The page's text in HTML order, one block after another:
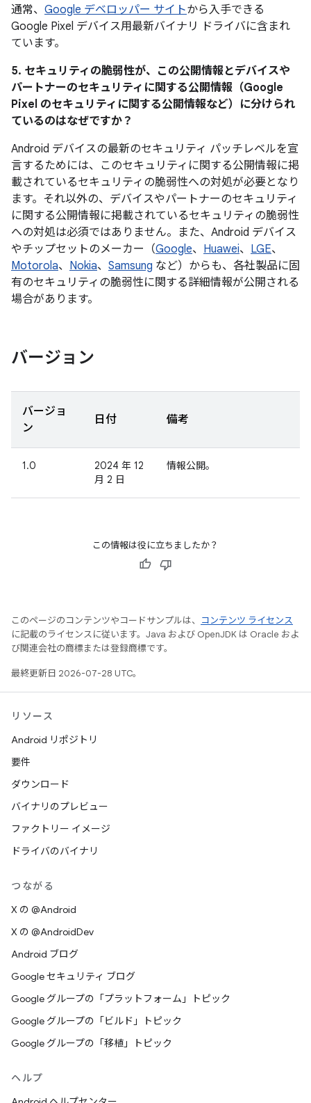
通常、 Google デベロッパー サイトから入手できる
Google Pixel デバイス用最新バイナリ ドライバに含まれ
ています。
5. セキュリティの脆弱性が、この公開情報とデバイスや
パートナーのセキュリティに関する公開情報（Google
Pixel のセキュリティに関する公開情報など）に分けられ
ているのはなぜですか？
Android デバイスの最新のセキュリティ パッチレベルを宣
言するためには、このセキュリティに関する公開情報に掲
載されているセキュリティの脆弱性への対処が必要となり
ます。それ以外の、デバイスやパートナーのセキュリティ
に関する公開情報に掲載されているセキュリティの脆弱性
への対処は必須ではありません。また、Android デバイス
やチップセットのメーカー（Google、 Huawei、 LGE、
Motorola、 Nokia、 Samsung など）からも、各社製品に固
有のセキュリティの脆弱性に関する詳細情報が公開される
場合があります。
バージョン
バージョ
ン
日付 備考
1.0
2024 年 12
月 2 日
情報公開。
この情報は役に立ちましたか？
このページのコンテンツやコードサンプルは、
コンテンツ ライセンス
に記載のライセンスに従います。Java および OpenJDK は Oracle およ
び関連会社の商標または登録商標です。
最終更新日 2026-07-28 UTC。
リソース
Android リポジトリ
要件
ダウンロード
バイナリのプレビュー
ファクトリー イメージ
ドライバのバイナリ
つながる
X の @Android
X の @AndroidDev
Android ブログ
Google セキュリティ ブログ
Google グループの「プラットフォーム」トピック
Google グループの「ビルド」トピック
Google グループの「移植」トピック
ヘルプ